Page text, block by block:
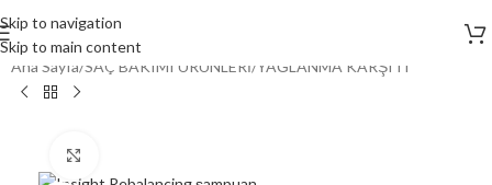
Skip to navigation
Skip to main content
Ana Sayfa/SAÇ BAKIMI ÜRÜNLERİ/YAĞLANMA KARŞITI